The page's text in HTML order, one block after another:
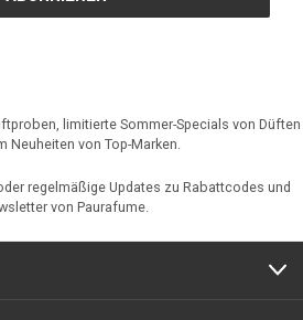
limitierte Sommer-Specials von Düften
Neuheiten von Top-Marken.
regelmäßige Updates zu Rabattcodes und
von Paurafume.